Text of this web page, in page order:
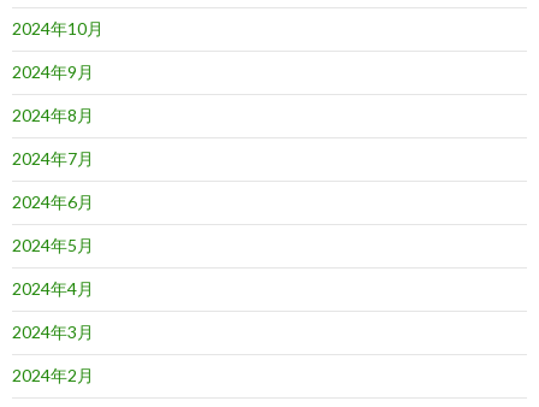
2024年10月
2024年9月
2024年8月
2024年7月
2024年6月
2024年5月
2024年4月
2024年3月
2024年2月